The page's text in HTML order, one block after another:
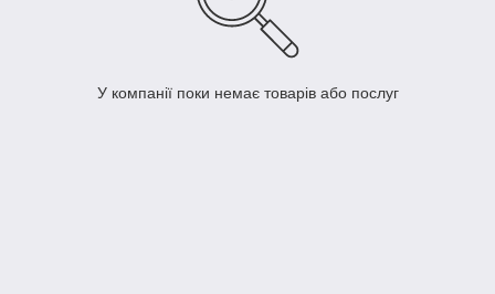
У компанії поки немає товарів або послуг